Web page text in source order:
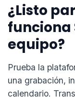
¿Listo
funciona
equipo?
Prueba la
una grabación,
calendario.